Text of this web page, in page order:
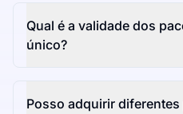
Qual é a validade dos
único?
Posso adquirir